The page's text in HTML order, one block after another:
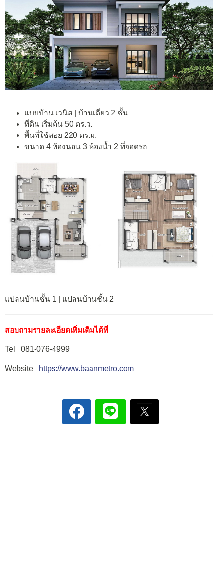
แบบบ้าน เวนิส | บ้านเดี่ยว 2 ชั้น
ที่ดิน เริ่มต้น 50 ตร.ว.
พื้นที่ใช้สอย 220 ตร.ม.
ขนาด 4 ห้องนอน 3 ห้องน้ำ 2 ที่จอดรถ
แปลนบ้านชั้น 1 | แปลนบ้านชั้น 2
สอบถามรายละเอียดเพิ่มเติมได้ที่
Tel : 081-076-4999
Website : https://www.baanmetro.com